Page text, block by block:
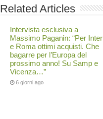
Related Articles
Intervista esclusiva a
Massimo Paganin: “Per Inter
e Roma ottimi acquisti. Che
bagarre per l’Europa del
prossimo anno! Su Samp e
Vicenza…”
6 giorni ago